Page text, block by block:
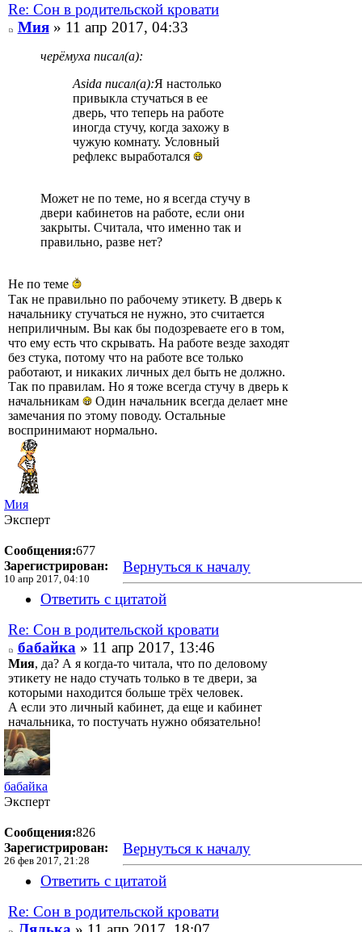
Re: Сон в родительской кровати
Мия» 11 апр 2017, 04:33
черёмуха писал(а):
Asida писал(а):Я настолько
привыкла стучаться в ее
дверь, что теперь на работе
иногда стучу, когда захожу в
чужую комнату. Условный
рефлекс выработался
Может не по теме, но я всегда стучу в
двери кабинетов на работе, если они
закрыты. Считала, что именно так и
правильно, разве нет?
Не по теме
Так не правильно по рабочему этикету. В дверь к
начальнику стучаться не нужно, это считается
неприличным. Вы как бы подозреваете его в том,
что ему есть что скрывать. На работе везде заходят
без стука, потому что на работе все только
работают, и никаких личных дел быть не должно.
Так по правилам. Но я тоже всегда стучу в дверь к
начальникам
Один начальник всегда делает мне
замечания по этому поводу. Остальные
воспринимают нормально.
Мия
Эксперт
Сообщения:677
Зарегистрирован:
10 апр 2017, 04:10
Вернуться к началу
Ответить с цитатой
Re: Сон в родительской кровати
бабайка» 11 апр 2017, 13:46
Мия, да? А я когда-то читала, что по деловому
этикету не надо стучать только в те двери, за
которыми находится больше трёх человек.
А если это личный кабинет, да еще и кабинет
начальника, то постучать нужно обязательно!
бабайка
Эксперт
Сообщения:826
Зарегистрирован:
26 фев 2017, 21:28
Вернуться к началу
Ответить с цитатой
Re: Сон в родительской кровати